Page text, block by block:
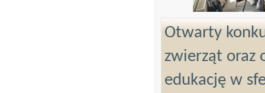
Otwarty
zwierząt oraz
edukację w